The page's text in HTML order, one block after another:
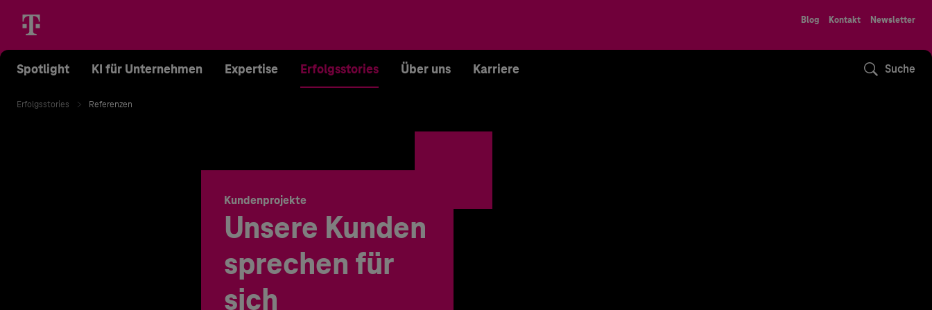
Blog Kontakt Newsletter
Spotlight KI für Unternehmen Expertise Erfolgsstories Über uns Karriere Suche
Erfolgsstories Referenzen
Kundenprojekte
Unsere Kunden
sprechen für
sich